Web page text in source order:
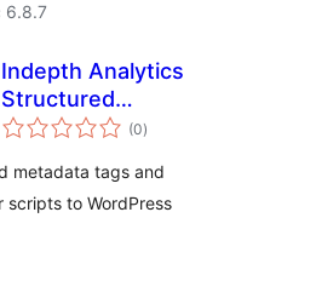
6.8.7
Indepth Analytics
Structured
Metadata
(0notes
en
)
metadata tags and
scripts to WordPress